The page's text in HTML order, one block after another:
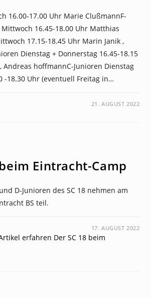
16.00-17.00 Uhr Marie ClußmannF-
16.45-18.00 Uhr Matthias
17.15-18.45 Uhr Marin Janik ,
Dienstag + Donnerstag 16.45-18.15
Andreas hoffmannC-Junioren Dienstag
-18.30 Uhr (eventuell Freitag in…
21. AUGUST 2022
Eintracht-Camp
D-Junioren des SC 18 nehmen am
BS teil.
17. AUGUST 2022